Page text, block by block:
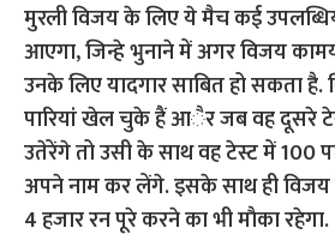
मुरली विजय के लिए ये मैच कई
आएगा, जिन्हे भुनाने में अगर विजय
उनके लिए यादगार साबित हो सकता
पारियां खेल चुके हैं आैर जब वह दूसरे
उतेरेंगे तो उसी के साथ वह टेस्ट में 100
अपने नाम कर लेंगे. इसके साथ ही विजय
4 हजार रन पूरे करने का भी माैका रहेगा.